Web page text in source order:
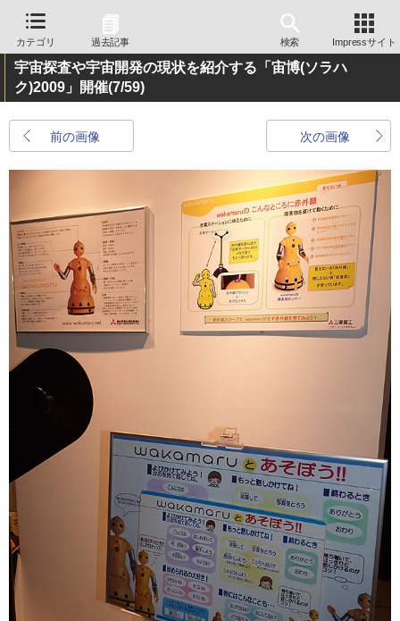
カテゴリ 過去記事 検索 Impressサイト
宇宙探査や宇宙開発の現状を紹介する「宙博(ソラハ
ク)2009」開催(7/59)
前の画像 次の画像